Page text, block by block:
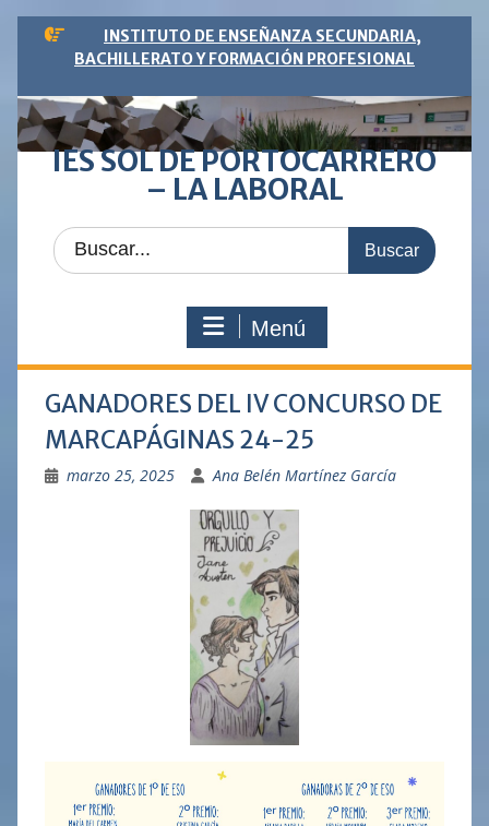
Saltar
contenido
INSTITUTO DE ENSEÑANZA SECUNDARIA,
BACHILLERATO Y FORMACIÓN PROFESIONAL
IES SOL DE PORTOCARRERO
– LA LABORAL
Buscar:
Menú
GANADORES DEL IV CONCURSO DE
MARCAPÁGINAS 24-25
marzo 25, 2025 Ana Belén Martínez García